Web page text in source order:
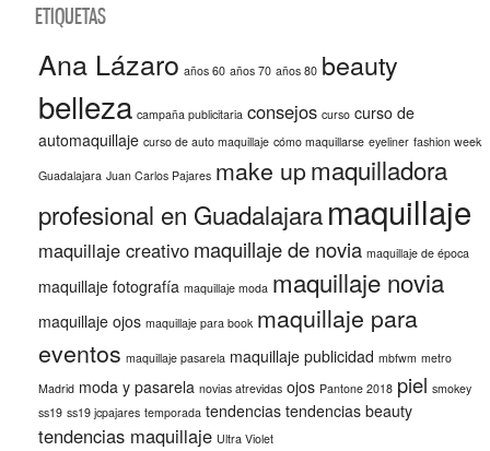
ETIQUETAS
Ana Lázaro años 60 años 70 años 80 beauty
belleza campaña publicitaria consejos curso curso de
automaquillaje curso de auto maquillaje cómo maquillarse eyeliner fashion week
Guadalajara Juan Carlos Pajares make upmaquilladora
profesional en Guadalajaramaquillaje
maquillaje creativo maquillaje de novia maquillaje de época
maquillaje fotografía maquillaje moda maquillaje novia
maquillaje ojos maquillaje para book maquillaje para
eventos maquillaje pasarela maquillaje publicidad mbfwm metro
Madrid moda y pasarela novias atrevidas ojos Pantone 2018 piel smokey
ss19 ss19 jcpajares temporada tendencias tendencias beauty
tendencias maquillaje Ultra Violet